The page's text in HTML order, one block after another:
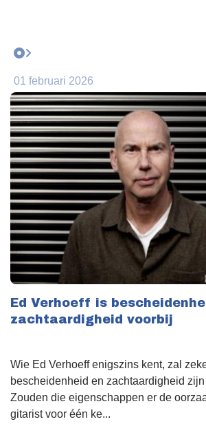
01 februari 2026
Ed Verhoeff is
zachtaardigheid voorbij
Wie Ed Verhoeff enigszins kent, zal
bescheidenheid en zachtaardigheid
Zouden die eigenschappen er de
gitarist voor één ke...